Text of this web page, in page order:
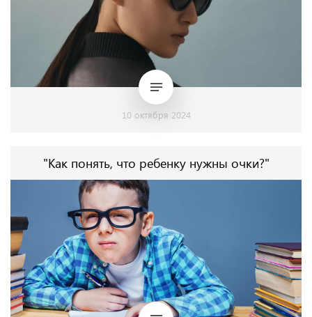
10 октября 2024
"Как понять, что ребенку нужны очки?"